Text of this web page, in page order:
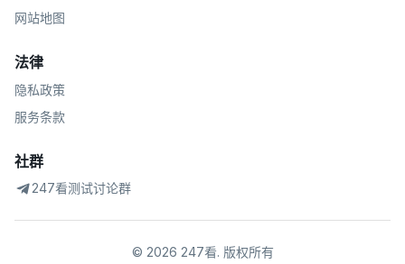
网站地图
法律
隐私政策
服务条款
社群
247看测试讨论群
© 2026 247看. 版权所有